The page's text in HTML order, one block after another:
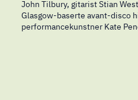
John Tilbury, gitarist Stian
Glasgow-baserte avant-disco
performancekunstner Kate